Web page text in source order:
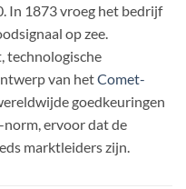
In 1873 vroeg het bedrijf
op zee.
technologische
van hetComet-
goedkeuringen
norm, ervoor dat de
marktleiders zijn.